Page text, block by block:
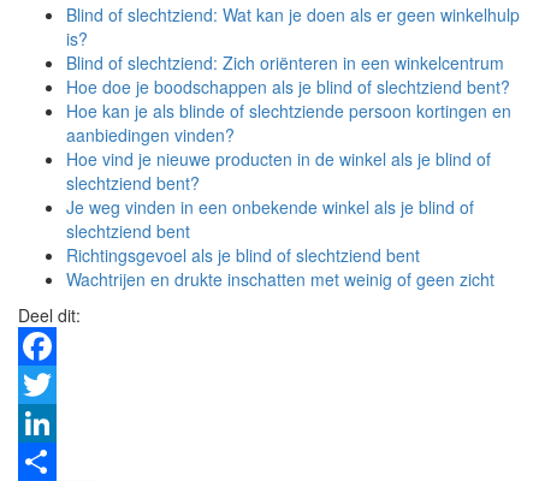
Blind of slechtziend: Wat kan je doen als er geen winkelhulp
is?
Blind of slechtziend: Zich oriënteren in een winkelcentrum
Hoe doe je boodschappen als je blind of slechtziend bent?
Hoe kan je als blinde of slechtziende persoon kortingen en
aanbiedingen vinden?
Hoe vind je nieuwe producten in de winkel als je blind of
slechtziend bent?
Je weg vinden in een onbekende winkel als je blind of
slechtziend bent
Richtingsgevoel als je blind of slechtziend bent
Wachtrijen en drukte inschatten met weinig of geen zicht
Deel dit:
Facebook
Twitter
LinkedIn